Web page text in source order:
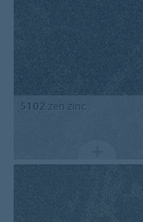
5102 zen zinc